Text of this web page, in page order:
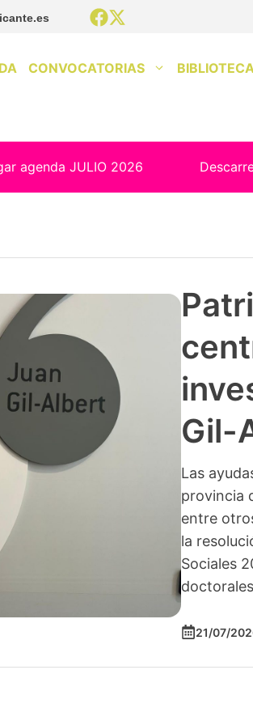
CONVOCATORIAS
agenda JULIO 2026
Gil-
Las
provincia
entre
la
Sociales
21/07/